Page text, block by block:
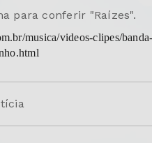
para conferir "Raízes".
musica/videos-clipes/